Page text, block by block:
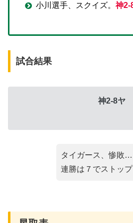
小川選手、スクイズ。神2-
試合結果
神2-8ヤ
タイガース、惨敗…
連勝は７でストップ